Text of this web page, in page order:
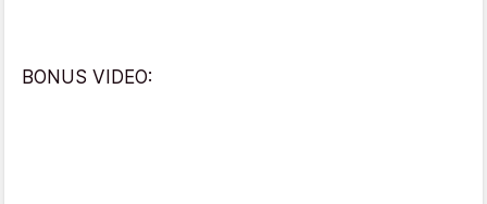
BONUS VIDEO: